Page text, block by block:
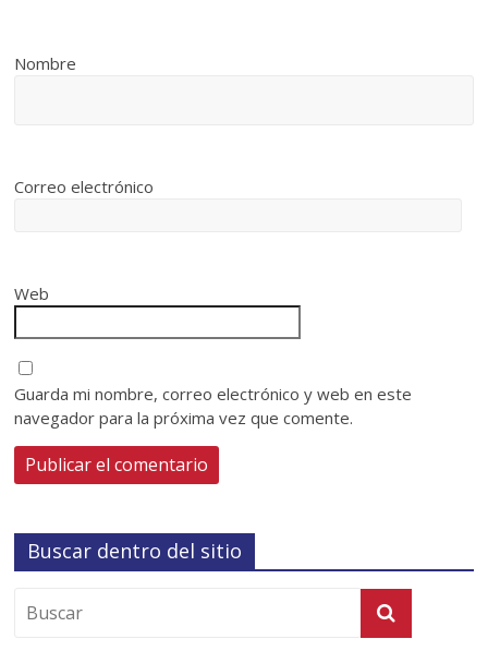
Nombre
Correo electrónico
Web
Guarda mi nombre, correo electrónico y web en este
navegador para la próxima vez que comente.
Buscar dentro del sitio